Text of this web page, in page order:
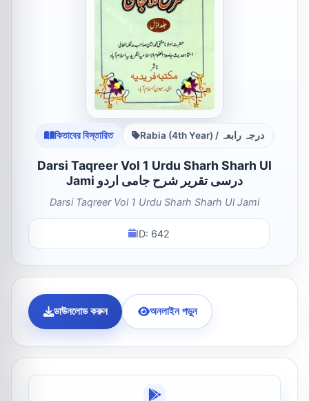
কিতাবের বিস্তারিত Rabia (4th Year) / درجہ رابعہ
Darsi Taqreer Vol 1 Urdu Sharh Sharh Ul
Jami درسی تقریر شرح جامی اردو
Darsi Taqreer Vol 1 Urdu Sharh Sharh Ul Jami
ID: 642
ডাউনলোড করুন অনলাইন পড়ুন